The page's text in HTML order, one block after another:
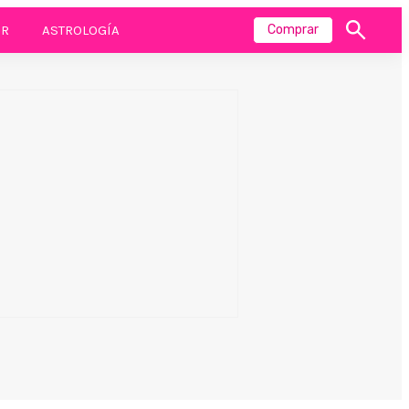
ASTROLOGÍA Comprar
Mostrar